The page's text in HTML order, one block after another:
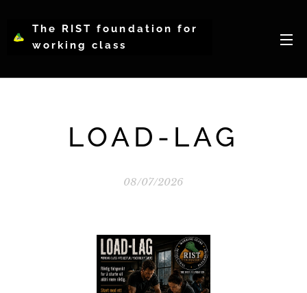
The RIST foundation for
working class
WCIP
LOAD-LAG
08/07/2026